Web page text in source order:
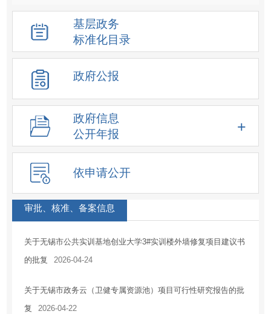
统计数据及解读
重大决策预公开
建议提案结果公开
人事信息
重大项目
价格收费
重大民生信息
新闻发布会
化解过剩产能工作信息
降低要素成本信息
征地信息
房屋征收
土地供应
住房保障
基层政务
标准化目录
政府公报
政府信息
公开年报
依申请公开
审批、核准、备案信息
关于无锡市公共实训基地创业大学3#实训楼外墙修复项目建议书
的批复
2026-04-24
关于无锡市政务云（卫健专属资源池）项目可行性研究报告的批
复
2026-04-22